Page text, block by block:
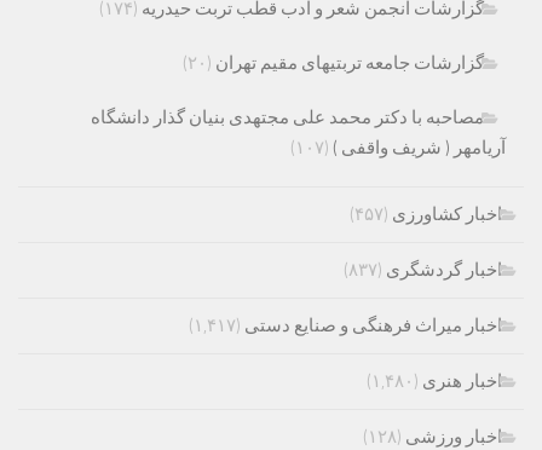
گزارشات انجمن شعر و ادب قطب تربت حیدریه (۱۷۴)
گزارشات جامعه تربتیهای مقیم تهران (۲۰)
مصاحبه با دکتر محمد علی مجتهدی بنیان گذار دانشگاه
آریامهر ( شریف واقفی ) (۱۰۷)
اخبار کشاورزی (۴۵۷)
اخبار گردشگری (۸۳۷)
اخبار میراث فرهنگی و صنایع دستی (۱,۴۱۷)
اخبار هنری (۱,۴۸۰)
اخبار ورزشی (۱۲۸)